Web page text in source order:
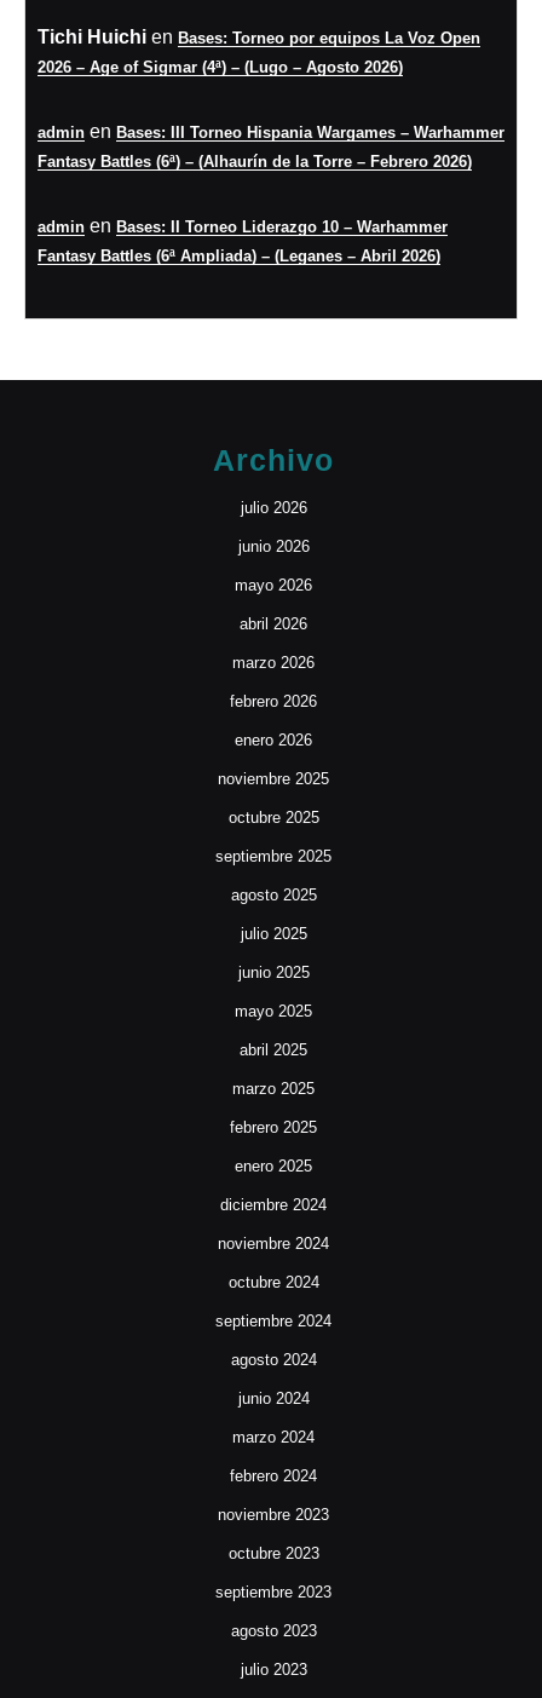
Tichi Huichi en Bases: Torneo por equipos La Voz Open
2026 – Age of Sigmar (4ª) – (Lugo – Agosto 2026)
admin en Bases: III Torneo Hispania Wargames – Warhammer
Fantasy Battles (6ª) – (Alhaurín de la Torre – Febrero 2026)
admin en Bases: II Torneo Liderazgo 10 – Warhammer
Fantasy Battles (6ª Ampliada) – (Leganes – Abril 2026)
Archivo
julio 2026
junio 2026
mayo 2026
abril 2026
marzo 2026
febrero 2026
enero 2026
noviembre 2025
octubre 2025
septiembre 2025
agosto 2025
julio 2025
junio 2025
mayo 2025
abril 2025
marzo 2025
febrero 2025
enero 2025
diciembre 2024
noviembre 2024
octubre 2024
septiembre 2024
agosto 2024
junio 2024
marzo 2024
febrero 2024
noviembre 2023
octubre 2023
septiembre 2023
agosto 2023
julio 2023